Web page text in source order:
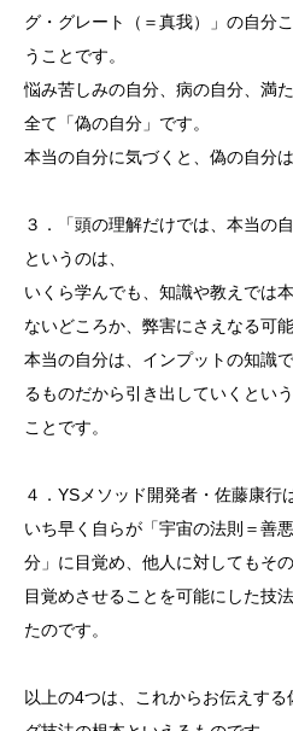
グ・グレート（＝真我）」の自分
うことです。
悩み苦しみの自分、病の自分、満
全て「偽の自分」です。
本当の自分に気づくと、偽の自分
３．「頭の理解だけでは、本当の
というのは、
いくら学んでも、知識や教えでは
ないどころか、弊害にさえなる可
本当の自分は、インプットの知識
るものだから引き出していくとい
ことです。
４．YSメソッド開発者・佐藤康行
いち早く自らが「宇宙の法則＝善
分」に目覚め、他人に対してもそ
目覚めさせることを可能にした技
たのです。
以上の4つは、これからお伝えす